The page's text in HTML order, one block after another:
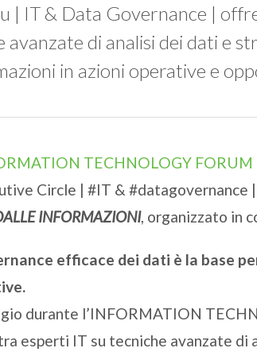
| IT & Data Governance |
avanzate di analisi dei dati e
in azioni operative e
TECHNOLOGY FORUM
Circle | #IT & #datagovernance |
INFORMAZIONI, organizzato in
efficace dei dati è la base
durante l’INFORMATION
esperti IT su tecniche avanzate